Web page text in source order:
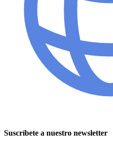
Suscríbete a nuestro newsletter